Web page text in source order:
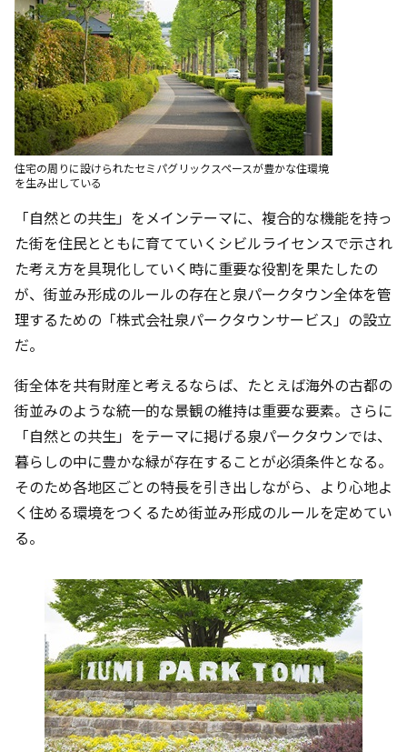
住宅の周りに設けられたセミパグリックスペースが豊かな住環境
を生み出している
「自然との共生」をメインテーマに、複合的な機能を持っ
た街を住民とともに育てていく――シビルライセンスで示され
た考え方を具現化していく時に重要な役割を果たしたの
が、街並み形成のルールの存在と泉パークタウン全体を管
理するための「株式会社泉パークタウンサービス」の設立
だ。
街全体を共有財産と考えるならば、たとえば海外の古都の
街並みのような統一的な景観の維持は重要な要素。さらに
「自然との共生」をテーマに掲げる泉パークタウンでは、
暮らしの中に豊かな緑が存在することが必須条件となる。
そのため各地区ごとの特長を引き出しながら、より心地よ
く住める環境をつくるため街並み形成のルールを定めてい
る。